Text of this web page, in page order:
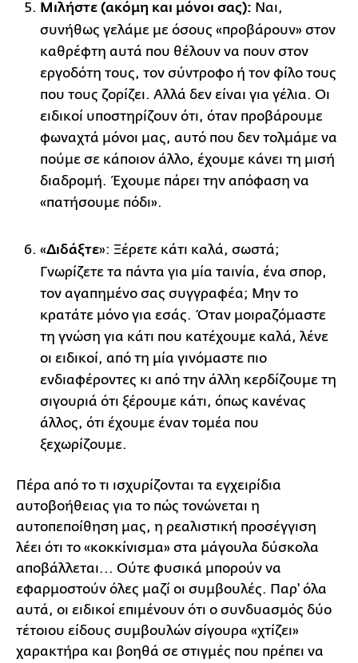
Μιλήστε (ακόμη και μόνοι σας): Ναι,
συνήθως γελάμε με όσους «προβάρουν» στον
καθρέφτη αυτά που θέλουν να πουν στον
εργοδότη τους, τον σύντροφο ή τον φίλο τους
που τους ζορίζει. Αλλά δεν είναι για γέλια. Οι
ειδικοί υποστηρίζουν ότι, όταν προβάρουμε
φωναχτά μόνοι μας, αυτό που δεν τολμάμε να
πούμε σε κάποιον άλλο, έχουμε κάνει τη μισή
διαδρομή. Έχουμε πάρει την απόφαση να
«πατήσουμε πόδι».
«Διδάξτε»: Ξέρετε κάτι καλά, σωστά;
Γνωρίζετε τα πάντα για μία ταινία, ένα σπορ,
τον αγαπημένο σας συγγραφέα; Μην το
κρατάτε μόνο για εσάς. Όταν μοιραζόμαστε
τη γνώση για κάτι που κατέχουμε καλά, λένε
οι ειδικοί, από τη μία γινόμαστε πιο
ενδιαφέροντες κι από την άλλη κερδίζουμε τη
σιγουριά ότι ξέρουμε κάτι, όπως κανένας
άλλος, ότι έχουμε έναν τομέα που
ξεχωρίζουμε.
Πέρα από το τι ισχυρίζονται τα εγχειρίδια
αυτοβοήθειας για το πώς τονώνεται η
αυτοπεποίθηση μας, η ρεαλιστική προσέγγιση
λέει ότι το «κοκκίνισμα» στα μάγουλα δύσκολα
αποβάλλεται... Ούτε φυσικά μπορούν να
εφαρμοστούν όλες μαζί οι συμβουλές. Παρ' όλα
αυτά, οι ειδικοί επιμένουν ότι ο συνδυασμός δύο
τέτοιου είδους συμβουλών σίγουρα «χτίζει»
χαρακτήρα και βοηθά σε στιγμές που πρέπει να